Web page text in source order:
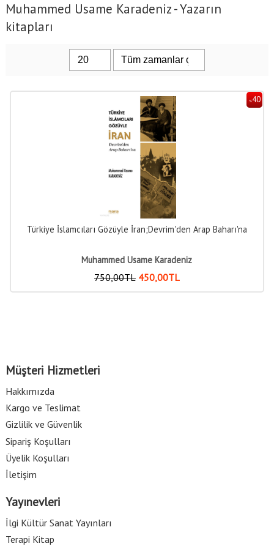
Muhammed Usame Karadeniz - Yazarın
kitapları
%40
Türkiye İslamcıları Gözüyle İran;Devrim'den Arap Baharı'na
Muhammed Usame Karadeniz
750,00TL 450,00TL
Müşteri Hizmetleri
Hakkımızda
Kargo ve Teslimat
Gizlilik ve Güvenlik
Sipariş Koşulları
Üyelik Koşulları
İletişim
Yayınevleri
İlgi Kültür Sanat Yayınları
Terapi Kitap